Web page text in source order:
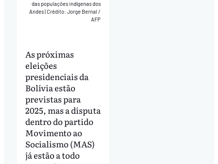
das populações indígenas dos
Andes Crédito: Jorge Bernal /
AFP
As próximas
eleições
presidenciais da
Bolívia estão
previstas para
2025, mas a disputa
dentro do partido
Movimento ao
Socialismo (MAS)
já estão a todo